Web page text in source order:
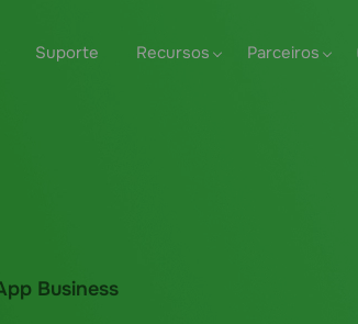
Suporte Recursos Parceiros
Business